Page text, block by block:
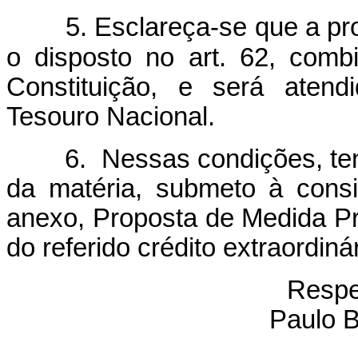
5. Esclareça-se que a
o disposto no art. 62,
Constituição, e será
Tesouro Nacional.
6.
Nessas condições,
da matéria, submeto à
anexo, Proposta de Medida
do referido crédito
Paulo